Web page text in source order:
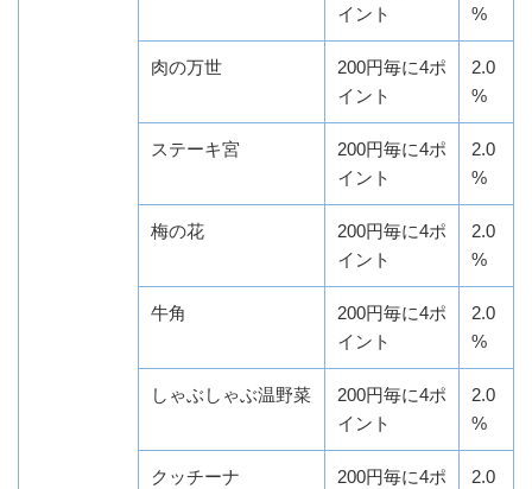
イント
%
肉の万世
200円毎に4ポ
イント
2.0
%
ステーキ宮
200円毎に4ポ
イント
2.0
%
梅の花
200円毎に4ポ
イント
2.0
%
牛角
200円毎に4ポ
イント
2.0
%
しゃぶしゃぶ温野菜
200円毎に4ポ
イント
2.0
%
クッチーナ
200円毎に4ポ
2.0